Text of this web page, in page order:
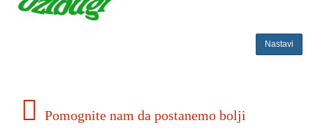
Nastavi
Pomognite nam da postanemo bolji